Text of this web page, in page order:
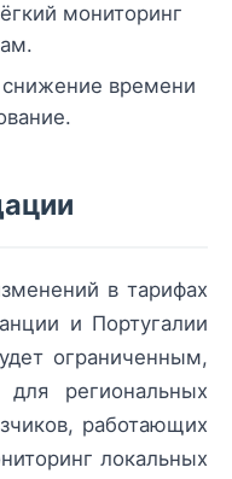
мониторинг
снижение времени
в тарифах
и Португалии
ограниченным,
региональных
работающих
локальных